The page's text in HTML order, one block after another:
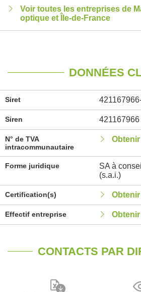
Voir toutes les entreprises de
optique et Île-de-France
DONNÉES
Siret
Siren 421167966
N° de TVA
intracommunautaire
Forme juridique
SA à
(s.a.i.)
Certification(s)
Effectif entreprise
CONTACTS PAR